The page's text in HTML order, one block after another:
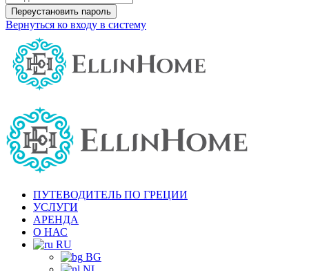
Переустановить пароль
Вернуться ко входу в систему
ПУТЕВОДИТЕЛЬ ПО ГРЕЦИИ
УСЛУГИ
АРЕНДА
О НАС
RU
BG